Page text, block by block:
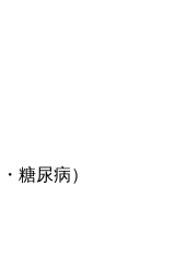
糖尿病）